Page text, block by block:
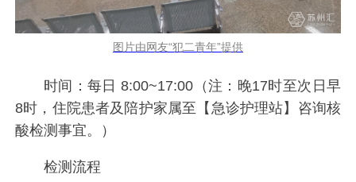
图片由网友“犯二青年”提供
时间：每日 8:00~17:00（注：晚17时至次日早
8时，住院患者及陪护家属至【急诊护理站】咨询核
酸检测事宜。）
检测流程